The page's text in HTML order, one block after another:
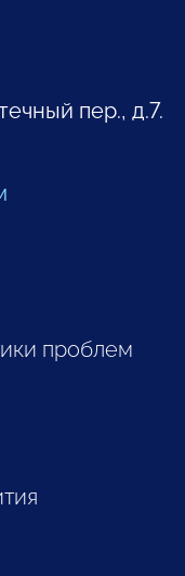
пер., д.7.
проблем